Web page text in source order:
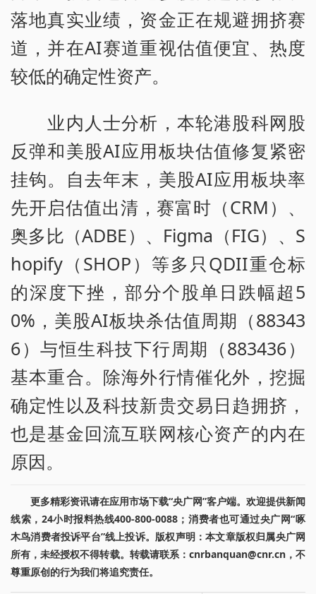
落地真实业绩，资金正在规避拥挤赛
道，并在AI赛道重视估值便宜、热度
较低的确定性资产。
业内人士分析，本轮港股科网股
反弹和美股AI应用板块估值修复紧密
挂钩。自去年末，美股AI应用板块率
先开启估值出清，赛富时（CRM）、
奥多比（ADBE）、Figma（FIG）、S
hopify（SHOP）等多只QDII重仓标
的深度下挫，部分个股单日跌幅超5
0%，美股AI板块杀估值周期（88343
6）与恒生科技下行周期（883436）
基本重合。除海外行情催化外，挖掘
确定性以及科技新贵交易日趋拥挤，
也是基金回流互联网核心资产的内在
原因。
更多精彩资讯请在应用市场下载“央广网”客户端。欢迎提供新闻
线索，24小时报料热线400-800-0088；消费者也可通过央广网“啄
木鸟消费者投诉平台”线上投诉。版权声明：本文章版权归属央广网
所有，未经授权不得转载。转载请联系：cnrbanquan@cnr.cn，不
尊重原创的行为我们将追究责任。